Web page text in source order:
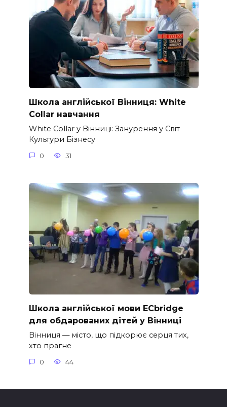
Школа англійської Вінниця: White
Collar навчання
White Collar у Вінниці: Занурення у Світ
Культури Бізнесу
0 31
Школа англійської мови ECbridge
для обдарованих дітей у Вінниці
Вінниця — місто, що підкорює серця тих,
хто прагне
0 44